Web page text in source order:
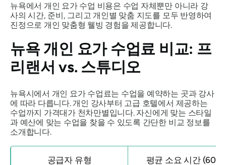
뉴욕에서 개인 요가 수업 비용은 수업 자체뿐만 아니라 강
사의 시간, 준비, 그리고 개인별 맞춤 지도를 모두 반영하여
진정으로 개인 맞춤형 웰빙 경험을 제공합니다.
뉴욕 개인 요가 수업료 비교: 프
리랜서 vs. 스튜디오
뉴욕시에서 개인 요가 수업료는 수업을 예약하는 곳과 강사
에 따라 다릅니다. 개인 강사부터 고급 호텔에서 제공하는
수업까지 가격대가 천차만별입니다. 자신에게 맞는 스타일
과 예산에 맞는 수업을 찾을 수 있도록 간단한 비교 정보를
소개합니다.
공급자 유형 평균 소요 시간 (60분